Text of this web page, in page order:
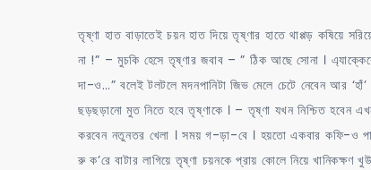
তৃষ্ণা হাত বাড়াতেই চয়ন হাত দিয়ে তৃষ্ণার হাতে থাপ্পড়
না !” – মুচকি হেসে তৃষ্ণার জবাব – ” ঠিক আছে সোনা ।
দা-ও…” বলেই টলটলে মদনপানিটা জিভ মেলে চেটে নেবেন আর
ছড়ছড়ানো মুত নিতে হবে তৃষ্ণাকে । – তৃষ্ণা যখন নিশ্চিত হবেন
করবেন নতুনতর খেলা । সময় গ-ড়া-বে । হয়তো একবার কফি-ও
রু ক’রে বাটার লাগিয়ে তৃষ্ণা চয়নকে প্রায় কোলে নিয়ে